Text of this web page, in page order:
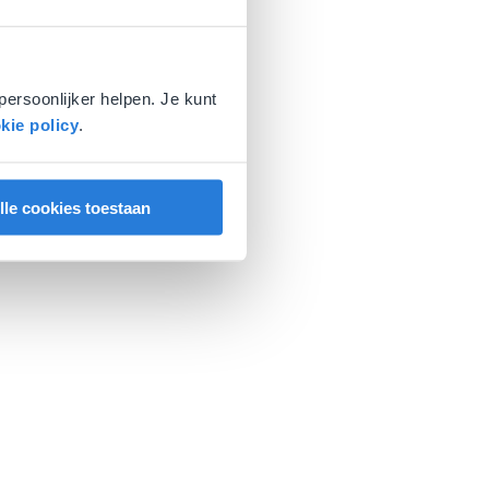
helpen. Je kunt
policy.
cookies toestaan